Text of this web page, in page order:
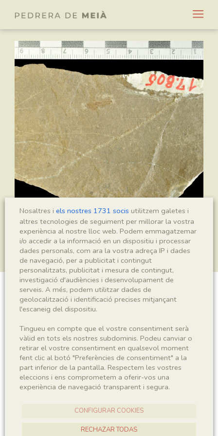
Plantae indet.
Sigla
MNHN 17805
Taxonomia
Nosaltres i els nostres 1731 socis utilitzem galetes i
altres tecnologies de seguiment per millorar la vostra
experiència al nostre lloc web. Podem emmagatzemar
i/o accedir a la informació en un dispositiu i processar
dades personals, com ara la vostra adreça IP i dades
de navegació, per a publicitat i contingut
personalitzats, publicitat i mesura de contingut,
investigació d'audiències i desenvolupament de
serveis. A més, podem utilitzar dades de
geolocalització i identificació precises mitjançant
l'escaneig del dispositiu.
Tingueu en compte que el vostre consentiment serà
vàlid en tots els nostres subdominis. Podeu canviar o
retirar el vostre consentiment en qualsevol moment
fent clic al botó "Preferències de consentiment" a la
part inferior de la pantalla. Respectem les vostres
eleccions i ens comprometem a oferir-vos una
experiència de navegació transparent i segura.
CONFIGURAR COOKIES
RECHAZAR TODAS